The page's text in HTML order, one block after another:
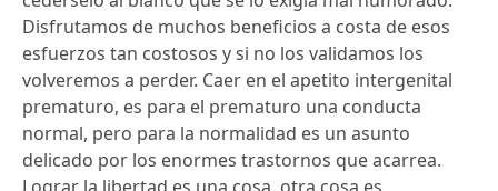
Disfrutamos de muchos beneficios a costa de esos
esfuerzos tan costosos y si no los validamos los
volveremos a perder. Caer en el apetito intergenital
prematuro, es para el prematuro una conducta
normal, pero para la normalidad es un asunto
delicado por los enormes trastornos que acarrea.